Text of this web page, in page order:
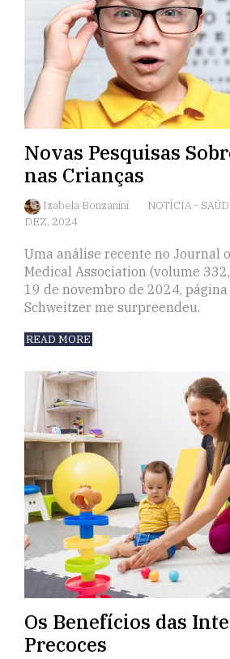
Novas Pesquisas
nas Crianças
Izabela Bonzanini NOTÍCIA -
DEZ, 2024
Uma análise recente no Journal
Medical Association (volume
19 de novembro de 2024,
Schweitzer me surpreendeu.
READ MORE
Os Benefícios das
Precoces